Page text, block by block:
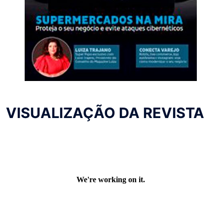
VISUALIZAÇÃO DA REVISTA